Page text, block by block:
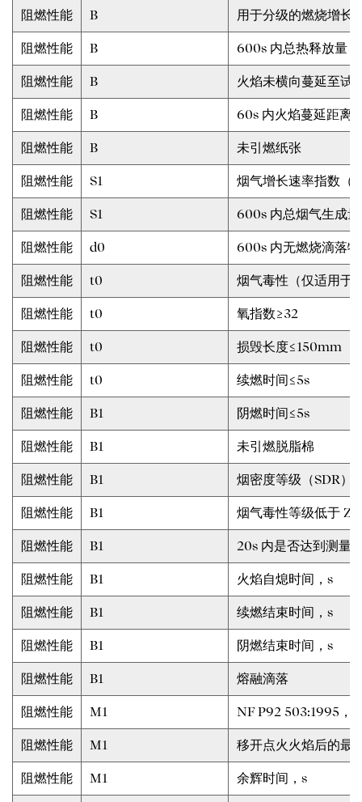
阻燃性能 B 用于分级的燃烧增长
阻燃性能 B 600s 内总热释放量
阻燃性能 B 火焰未横向蔓延至试
阻燃性能 B 60s 内火焰蔓延距离
阻燃性能 B 未引燃纸张
阻燃性能 S1 烟气增长速率指数（
阻燃性能 S1 600s 内总烟气生成
阻燃性能 d0 600s 内无燃烧滴落
阻燃性能 t0 烟气毒性（仅适用于
阻燃性能 t0 氧指数≥32
阻燃性能 t0 损毁长度≤150mm
阻燃性能 t0 续燃时间≤5s
阻燃性能 B1 阴燃时间≤5s
阻燃性能 B1 未引燃脱脂棉
阻燃性能 B1 烟密度等级（SDR）
阻燃性能 B1 烟气毒性等级低于
阻燃性能 B1 20s 内是否达到测量
阻燃性能 B1 火焰自熄时间，s
阻燃性能 B1 续燃结束时间，s
阻燃性能 B1 阴燃结束时间，s
阻燃性能 B1 熔融滴落
阻燃性能 M1 NF P92 503:1995，
阻燃性能 M1 移开点火火焰后的最
阻燃性能 M1 余辉时间，s